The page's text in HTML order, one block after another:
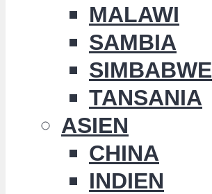
MALAWI
SAMBIA
SIMBABWE
TANSANIA
ASIEN
CHINA
INDIEN